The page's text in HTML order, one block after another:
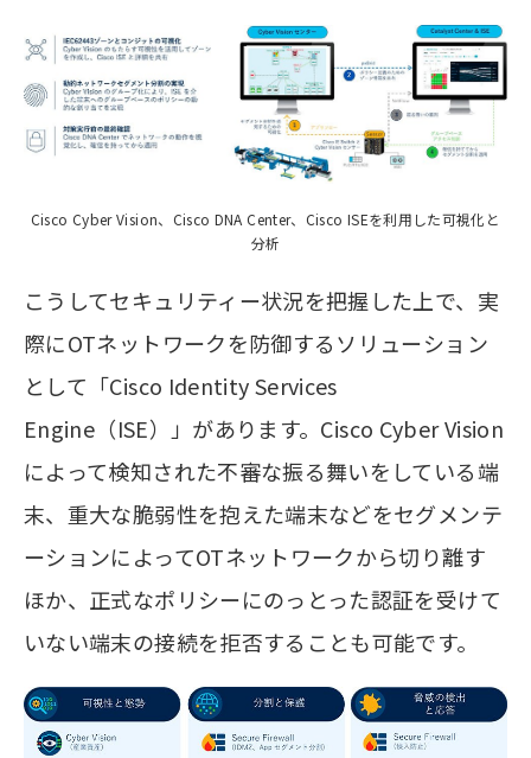
Cisco Cyber Vision、Cisco DNA Center、Cisco ISEを利用した可視化と
分析
こうしてセキュリティー状況を把握した上で、実
際にOTネットワークを防御するソリューション
として「Cisco Identity Services
Engine（ISE）」があります。Cisco Cyber Vision
によって検知された不審な振る舞いをしている端
末、重大な脆弱性を抱えた端末などをセグメンテ
ーションによってOTネットワークから切り離す
ほか、正式なポリシーにのっとった認証を受けて
いない端末の接続を拒否することも可能です。